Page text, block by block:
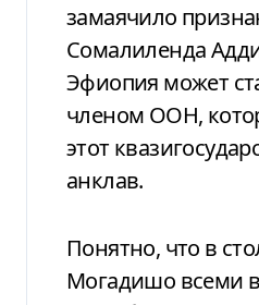
замаячило
Сомалиленда
Эфиопия может
членом ООН,
этот
анклав.
Понятно, что в
Могадишо всеми